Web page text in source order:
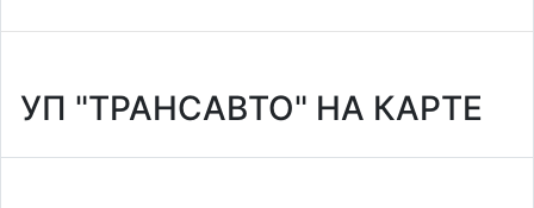
УП "ТРАНСАВТО" НА КАРТЕ